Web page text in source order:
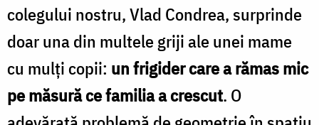
colegului nostru, Vlad Condrea, surprinde
doar una din multele griji ale unei mame
cu mulți copii: un frigider care a rămas mic
pe măsură ce familia a crescut. O